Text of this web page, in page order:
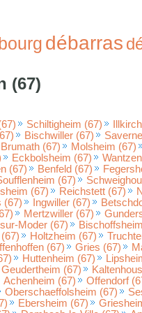
débarras
(67)
Schiltigheim (67)
Bischwiller (67)
Brumath (67) Molsheim (67)
Eckbolsheim (67)
(67) Benfeld (67)
(67)
(67) Reichstett (67)
(67) Ingwiller (67)
Mertzwiller (67)
Moder (67)
Holtzheim (67)
(67) Gries (67)
Huttenheim (67)
Geudertheim (67)
Achenheim (67) Offendorf
Oberschaeffolsheim (67)
Ebersheim (67)